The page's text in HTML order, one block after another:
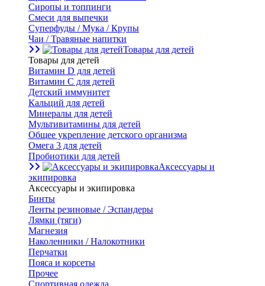
Сиропы и топпинги
Смеси для выпечки
Суперфуды / Мука / Крупы
Чаи / Травяные напитки
Товары для детей
Товары для детей
Витамин D для детей
Витамин С для детей
Детский иммунитет
Кальций для детей
Минералы для детей
Мультивитамины для детей
Общее укрепление детского организма
Омега 3 для детей
Пробиотики для детей
Аксессуары и
экипировка
Аксессуары и экипировка
Бинты
Ленты резиновые / Эспандеры
Лямки (тяги)
Магнезия
Наколенники / Налокотники
Перчатки
Пояса и корсеты
Прочее
Спортивная одежда